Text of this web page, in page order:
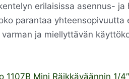
erilaisissa asennus-
parantaa
ja miellyttävän
1107B Mini Räikkäväännin 1/